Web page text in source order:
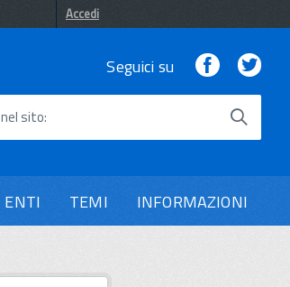
Accedi
Seguici su Facebook
sito
ENTI TEMI INFORMAZIONI